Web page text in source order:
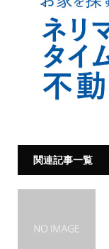
関連記事一覧